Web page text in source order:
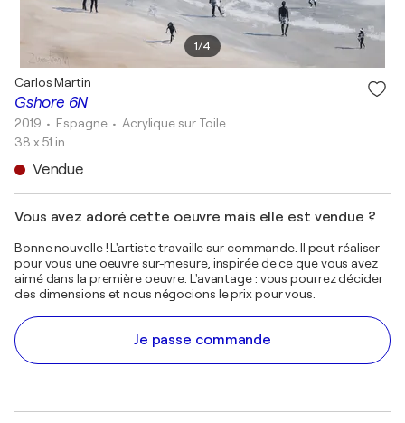
1/4
Gshore 6N
Carlos Martin
2019 • Espagne • Acrylique sur Toile
38 x 51 in
Vendue
Vous avez adoré cette oeuvre mais elle est vendue ?
Bonne nouvelle ! L'artiste travaille sur commande. Il peut réaliser
pour vous une oeuvre sur-mesure, inspirée de ce que vous avez
aimé dans la première oeuvre. L'avantage : vous pourrez décider
des dimensions et nous négocions le prix pour vous.
Je passe commande